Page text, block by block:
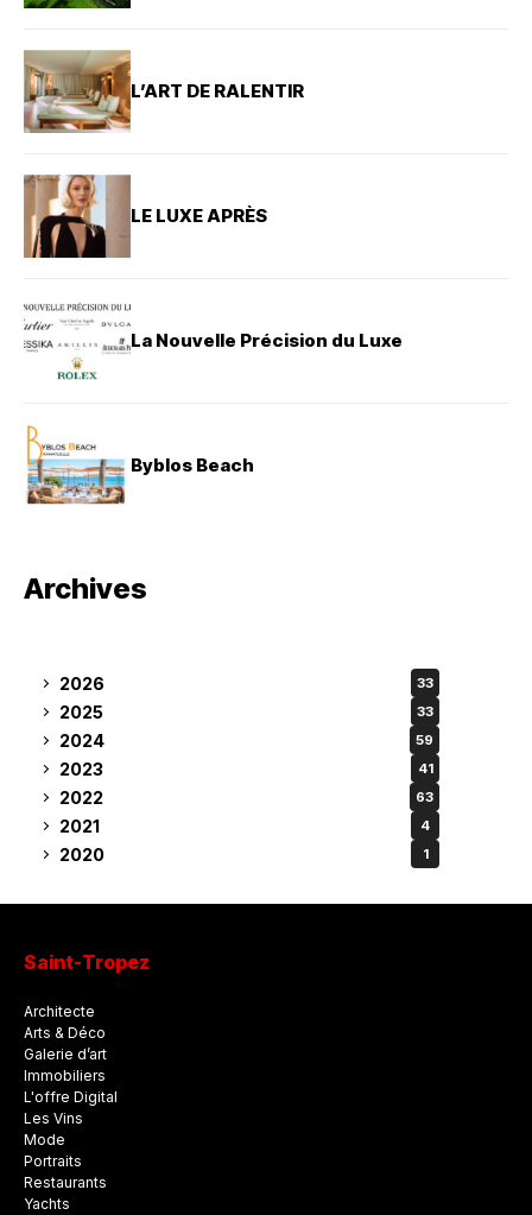
L’ART DE RALENTIR
LE LUXE APRÈS
La Nouvelle Précision du Luxe
Byblos Beach
Archives
2026 33
2025 33
2024 59
2023 41
2022 63
2021 4
2020 1
Saint-Tropez
Architecte
Arts & Déco
Galerie d’art
Immobiliers
L'offre Digital
Les Vins
Mode
Portraits
Restaurants
Yachts